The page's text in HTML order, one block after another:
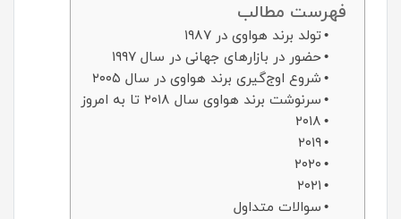
فهرست مطالب
تولد برند هواوی در ۱۹۸۷
حضور در بازارهای جهانی در سال ۱۹۹۷
شروع اوج‌گیری برند هواوی در سال ۲۰۰۵
سرنوشت برند هواوی سال ۲۰۱۸ تا به امروز
۲۰۱۸
۲۰۱۹
۲۰۲۰
۲۰۲۱
سوالات متداول